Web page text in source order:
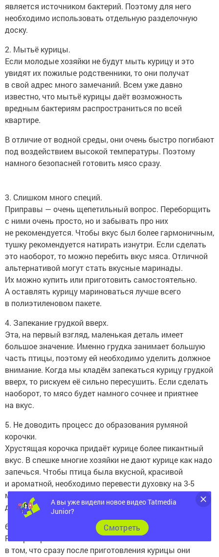
является источником бактерий. Поэтому для него
необходимо использовать отдельную разделочную
доску.
2. Мытьё курицы.
Если молодые хозяйки не будут мыть курицу и это
увидят их пожилые родственники, то они получат
в свой адрес много замечаний. Всем уже давно
известно, что мытьё курицы даёт возможность
вредным бактериям распространиться по всей
квартире.
В отличие от водной среды, они очень быстро погибают
под воздействием высокой температуры. Поэтому
намного безопасней готовить мясо сразу.
3. Слишком много специй.
Приправы — очень щепетильный вопрос. Переборщить
с ними очень просто, но и забывать про них
не рекомендуется. Чтобы вкус был более гармоничным,
тушку рекомендуется натирать изнутри. Если сделать
это наоборот, то можно перебить вкус мяса. Отличной
альтернативой могут стать вкусные маринады.
Их можно купить или приготовить самостоятельно.
А оставлять курицу мариноваться лучше всего
в полиэтиленовом пакете.
4. Запекание грудкой вверх.
Эта, на первый взгляд, маленькая деталь имеет
большое значение. Именно грудка занимает большую
часть птицы, поэтому ей необходимо уделить должное
внимание. Когда мы кладём запекаться курицу грудкой
вверх, то рискуем её сильно пересушить. Если сделать
наоборот, то мясо будет намного сочнее и приятнее
на вкус.
5. Не доводить процесс до образования румяной
корочки.
Хрустящая корочка придаёт курице более пикантный
вкус. В спешке многие хозяйки не дают курице как надо
запечься. Чтобы птица была вкусной, красивой
и ароматной, необходимо перевести духовку на 3-5
минут в режим «гриль». Этого будет вполне
достаточно.
6. На стол прямо с духовки.
Распространённая ошибка многих хозяек заключается
в том, что сразу после приготовления курицы они
А вы уже видели новое видео Tatmedia
Junior?
Cмотреть